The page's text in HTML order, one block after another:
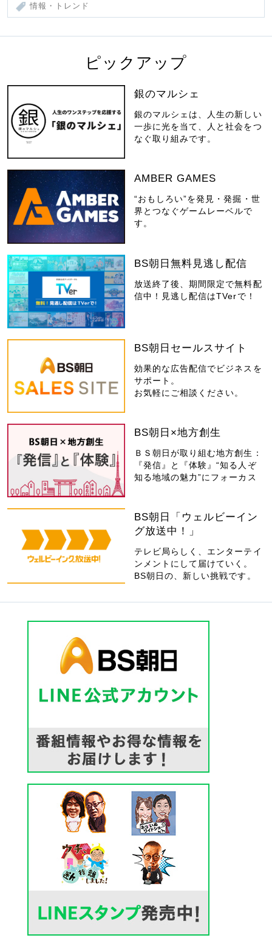
情報・トレンド
ピックアップ
銀のマルシェ
銀のマルシェは、人生の新しい
一歩に光を当て、人と社会をつ
なぐ取り組みです。
AMBER GAMES
“おもしろい”を発見・発掘・世
界とつなぐゲームレーベルで
す。
BS朝日無料見逃し配信
放送終了後、期間限定で無料配
信中！見逃し配信はTVerで！
BS朝日セールスサイト
効果的な広告配信でビジネスを
サポート。
お気軽にご相談ください。
BS朝日×地方創生
ＢＳ朝日が取り組む地方創生：
『発信』と『体験』“知る人ぞ
知る地域の魅力”にフォーカス
BS朝日「ウェルビーイン
グ放送中！」
テレビ局らしく、エンターテイ
ンメントにして届けていく。
BS朝日の、新しい挑戦です。